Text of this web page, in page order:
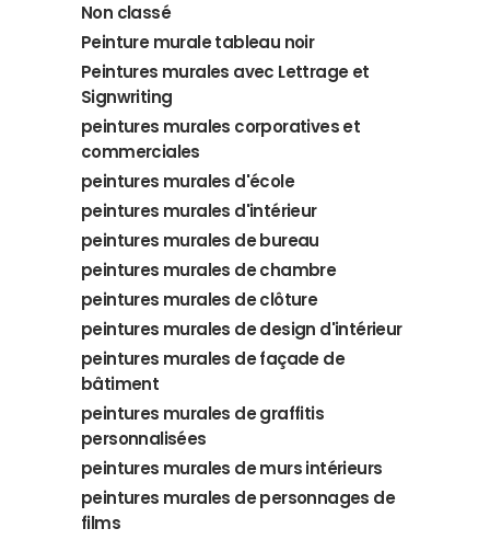
Non classé
Peinture murale tableau noir
Peintures murales avec Lettrage et
Signwriting
peintures murales corporatives et
commerciales
peintures murales d'école
peintures murales d'intérieur
peintures murales de bureau
peintures murales de chambre
peintures murales de clôture
peintures murales de design d'intérieur
peintures murales de façade de
bâtiment
peintures murales de graffitis
personnalisées
peintures murales de murs intérieurs
peintures murales de personnages de
films